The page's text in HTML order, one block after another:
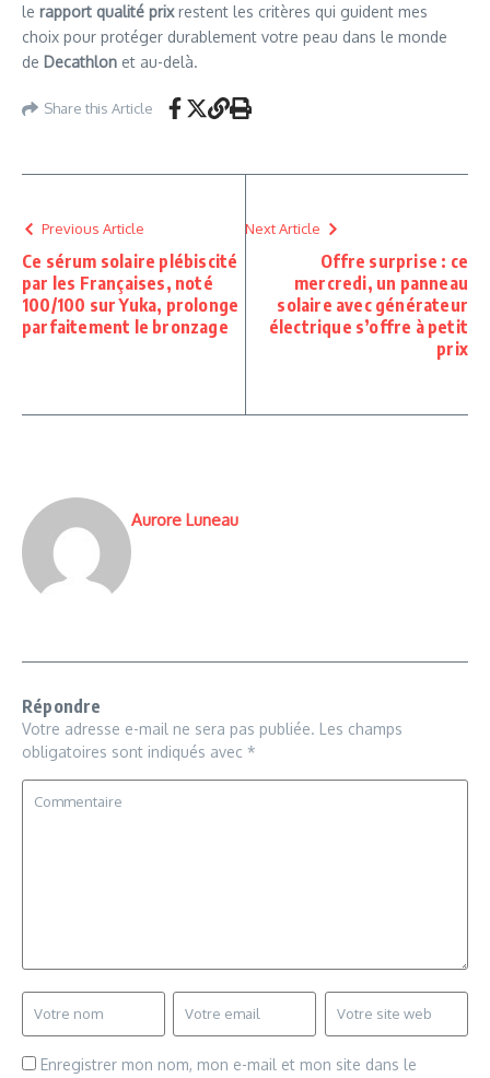
le rapport qualité prixrestent les critères qui guident mes
choix pour protéger durablement votre peau dans le monde
de Decathlon et au-delà.
Share this Article
Previous Article
Ce sérum solaire plébiscité
par les Françaises, noté
100/100 sur Yuka, prolonge
parfaitement le bronzage
Next Article
Offre surprise : ce
mercredi, un panneau
solaire avec générateur
électrique s’offre à petit
prix
Aurore Luneau
Répondre
Votre adresse e-mail ne sera pas publiée. Les champs
obligatoires sont indiqués avec *
Enregistrer mon nom, mon e-mail et mon site dans le